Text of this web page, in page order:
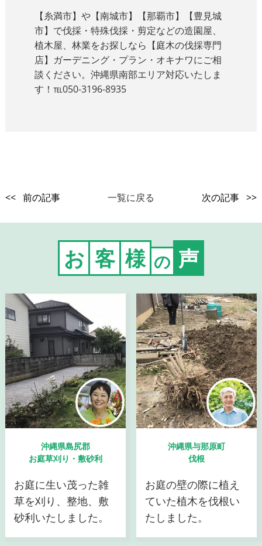
【糸満市】や【南城市】【那覇市】【豊見城
市】で伐採・特殊伐採・剪定などの造園屋、
植木屋、林業をお探しなら【庭木の伐採専門
店】ガーデニング・プラン・オキナワにご相
談ください。沖縄県南部エリア対応いたしま
す！℡050-3196-8935
<< 前の記事 一覧に戻る 次の記事 >>
お 客 様 の 声
沖縄県島尻郡
お庭草刈り・敷砂利
お庭に生い茂った雑
草を刈り、整地、敷
砂利いたしました。
沖縄県与那原町
伐根
お庭の壁の際に植え
ていた植木を伐根い
たしました。